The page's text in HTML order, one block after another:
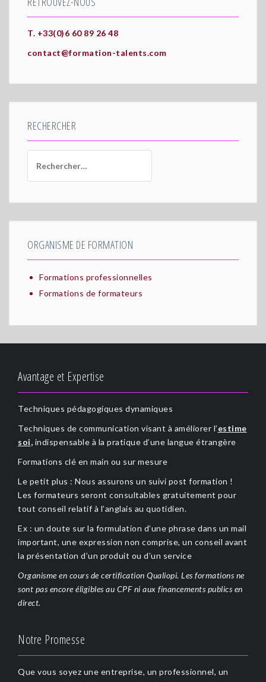
T. +33(0)6 60 89 26 48
contact@formation-talents.com
RECHERCHER
ORGANISME DE FORMATION
Formations professionnelles
Formations de formateurs
Avantage et Expertise
Techniques pédagogiques dynamiques
Techniques de communication visant à améliorer l’estime
soi, indispensable à la pratique d’une langue étrangère
Formations clé en main ou sur mesure
Le petit plus : Nous assurons un suivi post formation !
Les formateurs seront consultables gratuitement pour
tout conseil relatif à l’anglais au quotidien.
Ex : un doute sur la formulation d’une phrase dans un mail
important, une expression non comprise, un conseil avant
la présentation d’un produit ou d’un service
Organisme en cours de certification Qualiopi. Les formations ne
sont pas encore éligibles au CPF ni aux financements publics en
direct.
Notre Promesse
Que vous soyez une entreprise, un professionnel, un